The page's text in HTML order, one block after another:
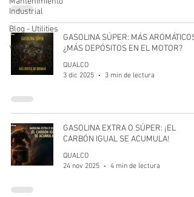
Industrial
Blog - Utilities
vista previa
GASOLINA SÚPER: MÁS AROMÁTICOS,
¿MÁS DEPÓSITOS EN EL MOTOR?
QUALCO
3 dic 2025
3 min de lectura
GASOLINA EXTRA O SÚPER: ¡EL
CARBÓN IGUAL SE ACUMULA!
QUALCO
24 nov 2025
4 min de lectura